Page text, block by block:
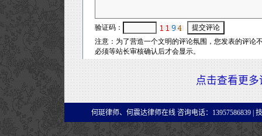
点击查看更多
何珽律师、何震达律师在线 咨询电话：13957586839 |